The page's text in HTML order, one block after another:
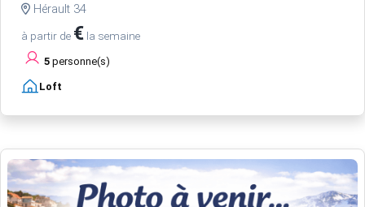
Hérault 34
à partir de € la semaine
5 personne(s)
Loft